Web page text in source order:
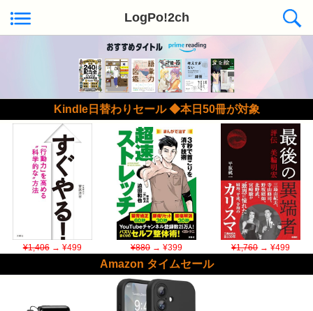
LogPo!2ch
Kindle日替わりセール ◆本日50冊が対象
¥1,406→ ¥499 ¥880→ ¥399 ¥1,760→ ¥499
Amazon タイムセール